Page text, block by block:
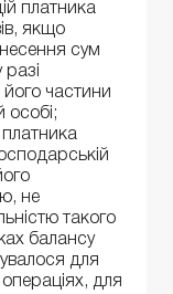
платника
якщо
сум
частини
особі;
не
такого
балансу
для
для